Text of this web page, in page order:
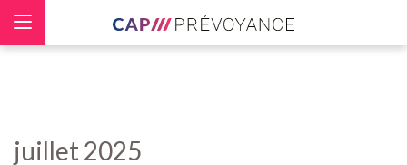
juillet 2025
Panneau de gestion des cookies